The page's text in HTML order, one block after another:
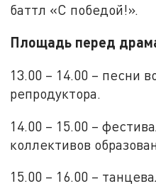
баттл «С победой!».
Площадь перед
13.00 – 14.00 – песни
репродуктора.
14.00 – 15.00 –
коллективов
15.00 – 16.00 –